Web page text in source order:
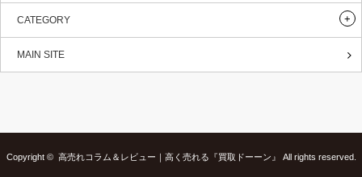
CATEGORY
MAIN SITE
Copyright © 高売れコラム＆レビュー｜高く売れる『買取ドーーン』 All rights reserved.